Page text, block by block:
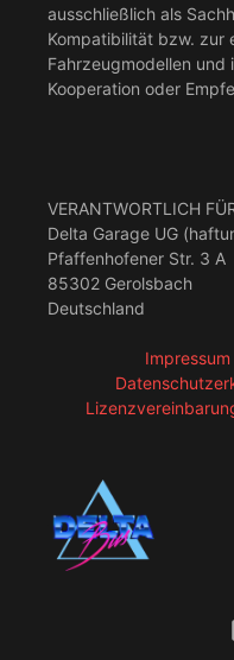
ausschließlich als
Kompatibilität bzw. zur
Fahrzeugmodellen und
Kooperation oder
VERANTWORTLICH
Delta Garage UG
Pfaffenhofener Str. 3 A
85302 Gerolsbach
Deutschland
Impressum